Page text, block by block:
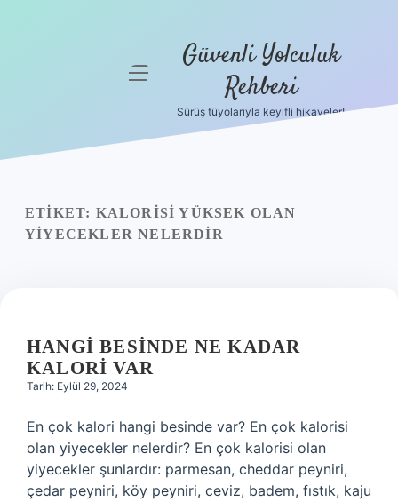
Yasal Uyarı
menüyü Güvenli Yolculuk
Rehberi
Sürüş tüyolarıyla keyifli hikayeler!
ETIKET: KALORISI YÜKSEK OLAN
YIYECEKLER NELERDIR
HANGI BESINDE NE KADAR
KALORI VAR
Tarih: Eylül 29, 2024
En çok kalori hangi besinde var? En çok kalorisi
olan yiyecekler nelerdir? En çok kalorisi olan
yiyecekler şunlardır: parmesan, cheddar peyniri,
çedar peyniri, köy peyniri, ceviz, badem, fıstık, kaju